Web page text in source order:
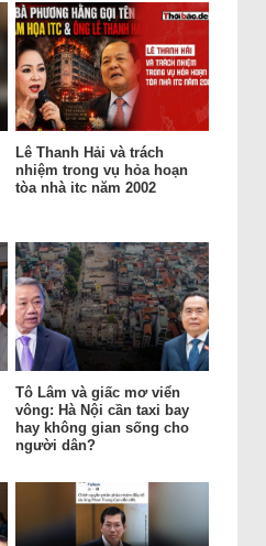
Lê Thanh Hải và trách
nhiệm trong vụ hỏa hoạn
tòa nhà itc năm 2002
Tô Lâm và giấc mơ viển
vông: Hà Nội cần taxi bay
hay không gian sống cho
người dân?